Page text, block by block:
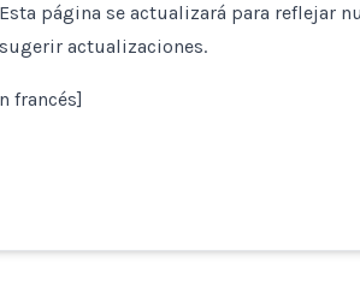
página se actualizará para reflejar
actualizaciones.
francés]